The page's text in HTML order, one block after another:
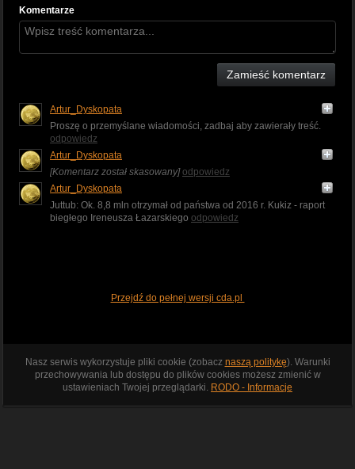
Komentarze
Zamieść komentarz
Artur_Dyskopata
Proszę o przemyślane wiadomości, zadbaj aby zawierały treść.
odpowiedz
Artur_Dyskopata
[Komentarz został skasowany] odpowiedz
Artur_Dyskopata
Juttub: Ok. 8,8 mln otrzymał od państwa od 2016 r. Kukiz - raport
biegłego Ireneusza Łazarskiego odpowiedz
Przejdź do pełnej wersji cda.pl
Nasz serwis wykorzystuje pliki cookie (zobacz naszą politykę). Warunki
przechowywania lub dostępu do plików cookies możesz zmienić w
ustawieniach Twojej przeglądarki. RODO - Informacje